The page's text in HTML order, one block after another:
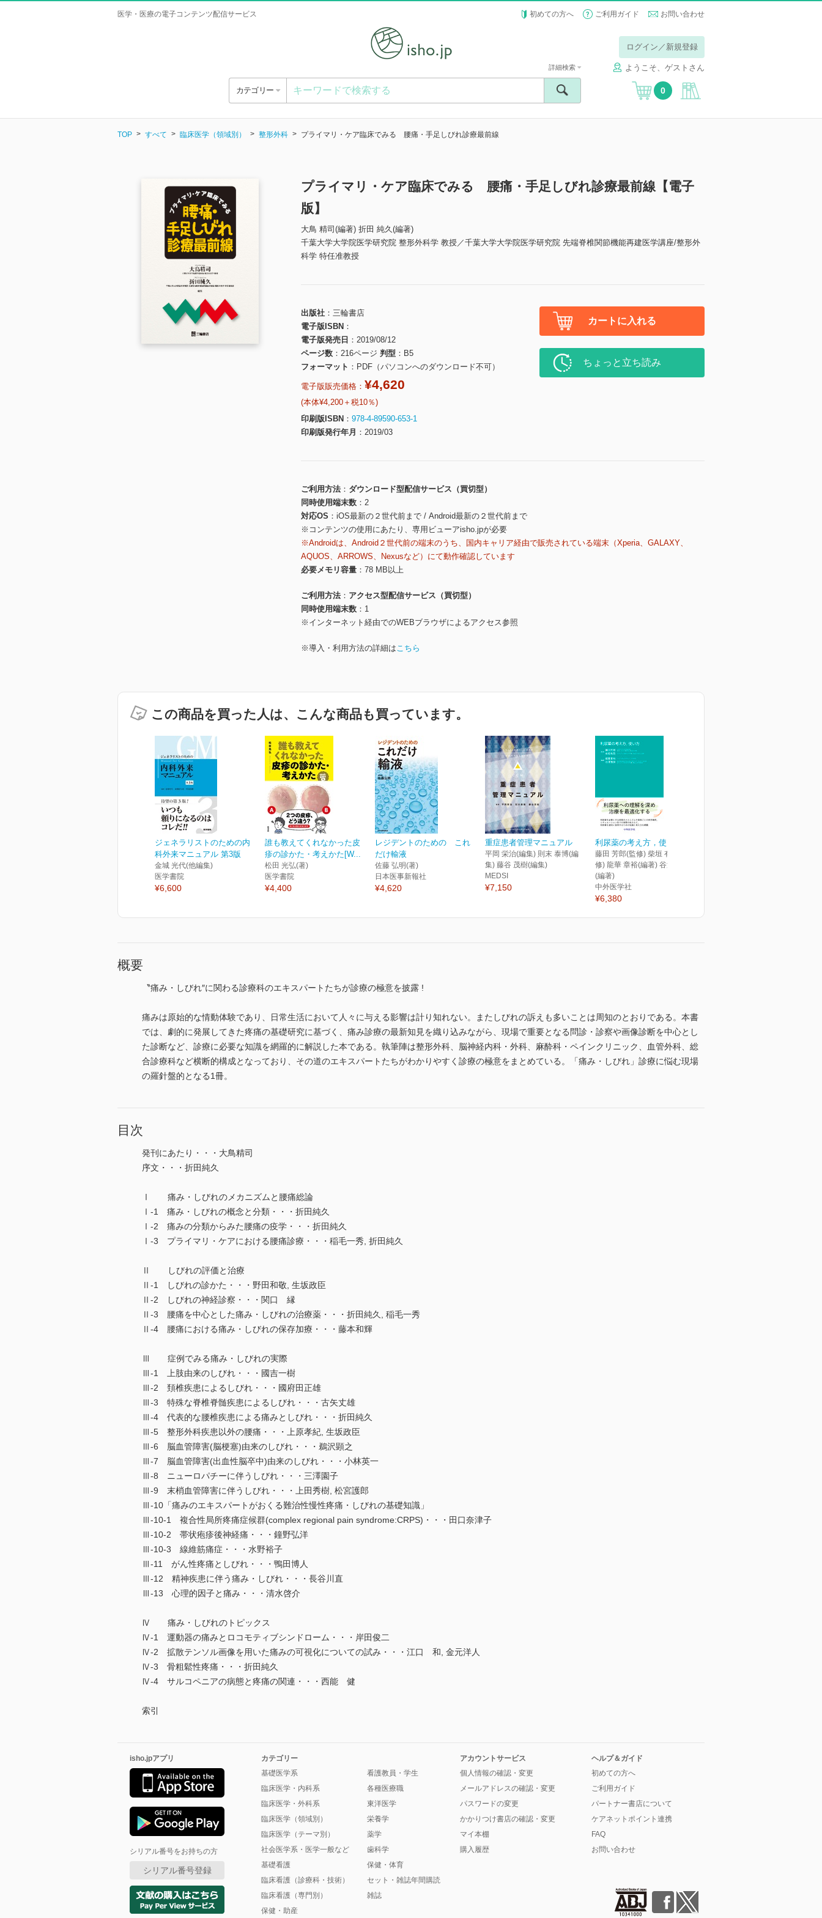
医学・医療の電子コンテンツ配信サービス 初めての方へ ご利用ガイド お問い合わせ
ログイン／新規登録
ようこそ、ゲストさん
カテゴリー
詳細検索
0
TOP すべて 臨床医学（領域別） 整形外科 プライマリ・ケア臨床でみる 腰痛・手足しびれ診療最前線
プライマリ・ケア臨床でみる 腰痛・手足しびれ診療最前線【電子
版】
大鳥 精司(編著) 折田 純久(編著)
千葉大学大学院医学研究院 整形外科学 教授／千葉大学大学院医学研究院 先端脊椎関節機能再建医学講座/整形外
科学 特任准教授
出版社
三輪書店
電子版ISBN
電子版発売日
2019/08/12
ページ数
216ページ 判型
B5
フォーマット
PDF（パソコンへのダウンロード不可）
電子版販売価格： ¥4,620
(本体¥4,200＋税10％)
印刷版ISBN
978-4-89590-653-1
印刷版発行年月
2019/03
カートに入れる
ちょっと立ち読み
ご利用方法
ダウンロード型配信サービス（買切型）
同時使用端末数
2
対応OS
iOS最新の２世代前まで / Android最新の２世代前まで
※コンテンツの使用にあたり、専用ビューアisho.jpが必要
※Androidは、Android２世代前の端末のうち、国内キャリア経由で販売されている端末（Xperia、GALAXY、
AQUOS、ARROWS、Nexusなど）にて動作確認しています
必要メモリ容量
78 MB以上
ご利用方法
アクセス型配信サービス（買切型）
同時使用端末数
1
※インターネット経由でのWEBブラウザによるアクセス参照
※導入・利用方法の詳細はこちら
この商品を買った人は、こんな商品も買っています。
ジェネラリストのための内
科外来マニュアル 第3版
金城 光代(他編集)
医学書院
¥6,600
誰も教えてくれなかった皮
疹の診かた・考えかた[W...
松田 光弘(著)
医学書院
¥4,400
レジデントのための これ
だけ輸液
佐藤 弘明(著)
日本医事新報社
¥4,620
重症患者管理マニュアル
平岡 栄治(編集) 則末 泰博(編
集) 藤谷 茂樹(編集)
MEDSI
¥7,150
利尿薬の考え方，使い方
藤田 芳郎(監修) 柴垣 有吾(監
修) 龍華 章裕(編著) 谷澤 雅彦
(編著)
中外医学社
¥6,380
概要
〝痛み・しびれ″に関わる診療科のエキスパートたちが診療の極意を披露 !
痛みは原始的な情動体験であり、日常生活において人々に与える影響は計り知れない。またしびれの訴えも多いことは周知のとおりである。本書
では、劇的に発展してきた疼痛の基礎研究に基づく、痛み診療の最新知見を織り込みながら、現場で重要となる問診・診察や画像診断を中心とし
た診断など、診療に必要な知識を網羅的に解説した本である。執筆陣は整形外科、脳神経内科・外科、麻酔科・ペインクリニック、血管外科、総
合診療科など横断的構成となっており、その道のエキスパートたちがわかりやすく診療の極意をまとめている。「痛み・しびれ」診療に悩む現場
の羅針盤的となる1冊。
目次
発刊にあたり・・・大鳥精司
序文・・・折田純久
Ⅰ 痛み・しびれのメカニズムと腰痛総論
Ⅰ-1 痛み・しびれの概念と分類・・・折田純久
Ⅰ-2 痛みの分類からみた腰痛の疫学・・・折田純久
Ⅰ-3 プライマリ・ケアにおける腰痛診療・・・稲毛一秀, 折田純久
Ⅱ しびれの評価と治療
Ⅱ-1 しびれの診かた・・・野田和敬, 生坂政臣
Ⅱ-2 しびれの神経診察・・・関口 縁
Ⅱ-3 腰痛を中心とした痛み・しびれの治療薬・・・折田純久, 稲毛一秀
Ⅱ-4 腰痛における痛み・しびれの保存加療・・・藤本和輝
Ⅲ 症例でみる痛み・しびれの実際
Ⅲ-1 上肢由来のしびれ・・・國吉一樹
Ⅲ-2 頚椎疾患によるしびれ・・・國府田正雄
Ⅲ-3 特殊な脊椎脊髄疾患によるしびれ・・・古矢丈雄
Ⅲ-4 代表的な腰椎疾患による痛みとしびれ・・・折田純久
Ⅲ-5 整形外科疾患以外の腰痛・・・上原孝紀, 生坂政臣
Ⅲ-6 脳血管障害(脳梗塞)由来のしびれ・・・鵜沢顕之
Ⅲ-7 脳血管障害(出血性脳卒中)由来のしびれ・・・小林英一
Ⅲ-8 ニューロパチーに伴うしびれ・・・三澤園子
Ⅲ-9 末梢血管障害に伴うしびれ・・・上田秀樹, 松宮護郎
Ⅲ-10「痛みのエキスパートがおくる難治性慢性疼痛・しびれの基礎知識」
Ⅲ-10-1 複合性局所疼痛症候群(complex regional pain syndrome:CRPS)・・・田口奈津子
Ⅲ-10-2 帯状疱疹後神経痛・・・鐘野弘洋
Ⅲ-10-3 線維筋痛症・・・水野裕子
Ⅲ-11 がん性疼痛としびれ・・・鴨田博人
Ⅲ-12 精神疾患に伴う痛み・しびれ・・・長谷川直
Ⅲ-13 心理的因子と痛み・・・清水啓介
Ⅳ 痛み・しびれのトピックス
Ⅳ-1 運動器の痛みとロコモティブシンドローム・・・岸田俊二
Ⅳ-2 拡散テンソル画像を用いた痛みの可視化についての試み・・・江口 和, 金元洋人
Ⅳ-3 骨粗鬆性疼痛・・・折田純久
Ⅳ-4 サルコペニアの病態と疼痛の関連・・・西能 健
索引
isho.jpアプリ
シリアル番号をお持ちの方
シリアル番号登録
カテゴリー
基礎医学系
臨床医学・内科系
臨床医学・外科系
臨床医学（領域別）
臨床医学（テーマ別）
社会医学系・医学一般など
基礎看護
臨床看護（診療科・技術）
臨床看護（専門別）
保健・助産
看護教員・学生
各種医療職
東洋医学
栄養学
薬学
歯科学
保健・体育
セット・雑誌年間購読
雑誌
アカウントサービス
個人情報の確認・変更
メールアドレスの確認・変更
パスワードの変更
かかりつけ書店の確認・変更
マイ本棚
購入履歴
ヘルプ＆ガイド
初めての方へ
ご利用ガイド
パートナー書店について
ケアネットポイント連携
FAQ
お問い合わせ